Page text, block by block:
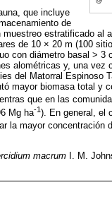
que incluye
de
estratificado al
de 10 × 20 m (100
con diámetro basal > 3
alométricas y, una vez
del Matorral Espinoso
mayor biomasa total y
que en las
Mg ha-1). En general, el
la mayor concentración
macrum I. M.